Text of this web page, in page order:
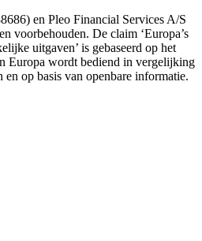
en Pleo Financial Services A/S
voorbehouden. De claim ‘Europa’s
uitgaven’ is gebaseerd op het
Europa wordt bediend in vergelijking
op basis van openbare informatie.